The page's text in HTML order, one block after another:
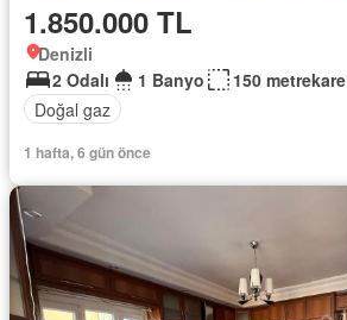
1.850.000 TL
Denizli
2 Odalı
1 Banyo
150 metrekare
Doğal gaz
1 hafta, 6 gün önce